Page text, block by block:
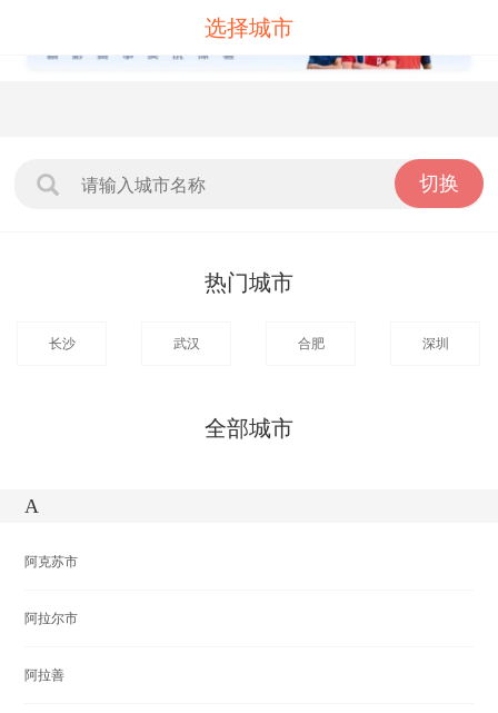
选择城市
热门城市
长沙 武汉 合肥 深圳
全部城市
A
阿克苏市
阿拉尔市
阿拉善